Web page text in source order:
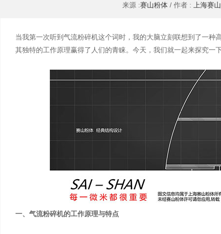
来源 :赛山粉体 / 作者 : 上海赛山
当我第一次听到气流粉碎机这个词时，我的大脑立刻联想到了一
其独特的工作原理赢得了人们的青睐。今天，我们就一起来探究
一、气流粉碎机的工作原理与特点